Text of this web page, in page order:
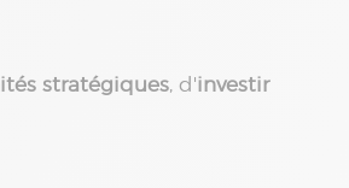
stratégiques, d'investir